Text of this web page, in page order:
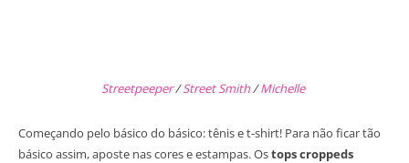
Streetpeeper/Street Smith/Michelle
Começando pelo básico do básico: tênis e t-shirt! Para não ficar tão
básico assim, aposte nas cores e estampas. Ostops croppeds